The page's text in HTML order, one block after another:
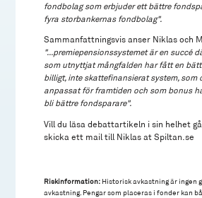
fondbolag som erbjuder ett bättre
fyra storbankernas fondbolag".
Sammanfattningsvis anser Niklas och
"...premiepensionssystemet är en succé
som utnyttjat mångfalden har fått en
billigt, inte skattefinansierat system, som
anpassat för framtiden och som bonus
bli bättre fondsparare".
Vill du läsa debattartikeln i sin helhet
skicka ett mail till Niklas at Spiltan.se
Riskinformation: Historisk avkastning är ingen
avkastning. Pengar som placeras i fonder kan